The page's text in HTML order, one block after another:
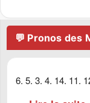
💬 Pronos des
6. 5. 3. 4.